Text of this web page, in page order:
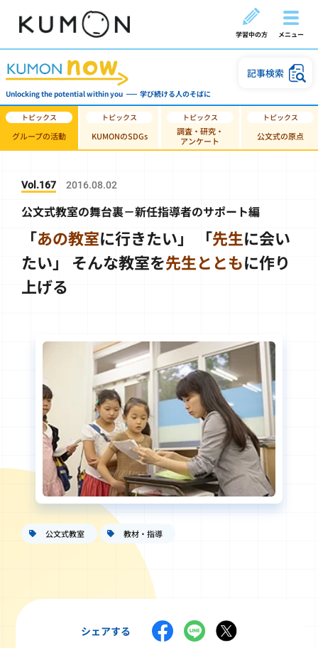
学習中の方 メニュー
Unlocking the potential within you 学び続ける人のそばに
記事検索
グループの活動 KUMONのSDGs
調査・研究・
アンケート
公文式の原点
Vol.167 2016.08.02
公文式教室の舞台裏－新任指導者のサポート編
「あの教室に行きたい」 「先生に会い
たい」
そんな教室を先生とともに作り
上げる
公文式教室 教材・指導
シェアする